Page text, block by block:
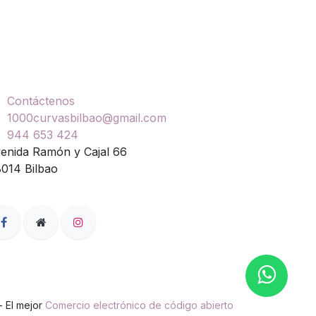
Contáctenos
1000curvasbilbao@gmail.com
944 653 424
Ramón y Cajal 66
Bilbao
El mejor Comercio electrónico de código abierto